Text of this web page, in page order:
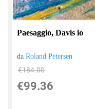
Paesaggio, Davis io
daRoland Petersen
€184.00
€99.36